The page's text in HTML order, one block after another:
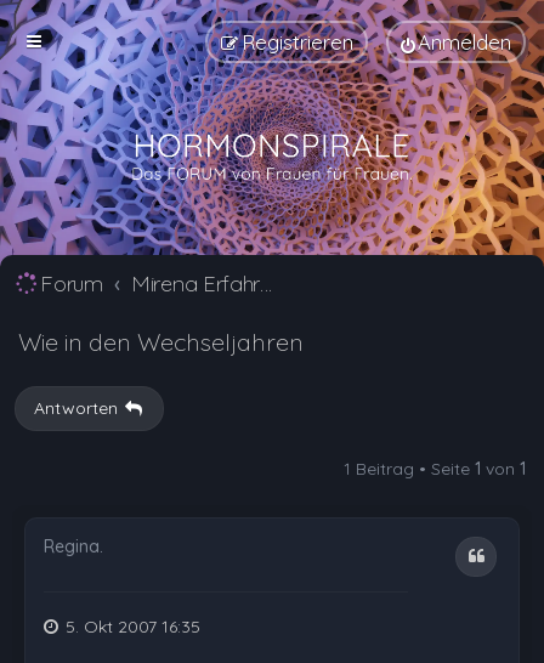
Anmelden
Registrieren
Forum Mirena Erfahrungsberichte und Nebenwirkungen
Wie in den Wechseljahren
Antworten
1 Beitrag • Seite 1 von 1
Regina. Zitat
5. Okt 2007 16:35